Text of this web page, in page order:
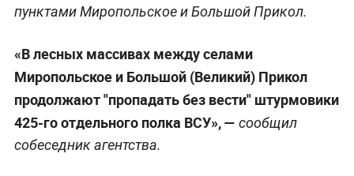
пунктами Миропольское и Большой Прикол.
«В лесных массивах между селами
Миропольское и Большой (Великий) Прикол
продолжают "пропадать без вести" штурмовики
425-го отдельного полка ВСУ», — сообщил
собеседник агентства.